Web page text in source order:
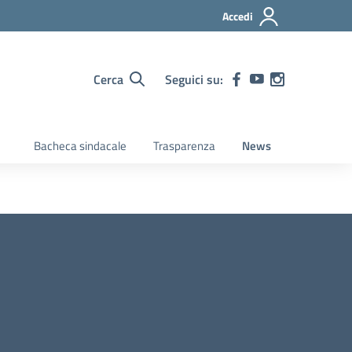
Accedi
Cerca Seguici su:
Bacheca sindacale Trasparenza News